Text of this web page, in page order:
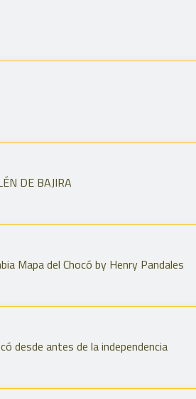
DE BAJIRA
Mapa del Chocó by Henry Pandales
desde antes de la independencia